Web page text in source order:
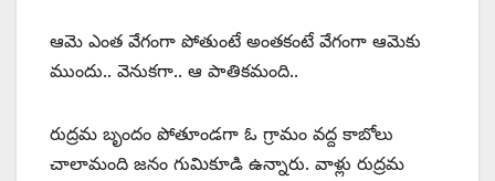
ఆమె ఎంత వేగంగా పోతుంటే అంతకంటే వేగంగా ఆమెకు
ముందు.. వెనుకగా.. ఆ పాతికమంది..
రుద్రమ బృందం పోతూండగా ఓ గ్రామం వద్ద కాబోలు
చాలామంది జనం గుమికూడి ఉన్నారు. వాళ్లు రుద్రమ